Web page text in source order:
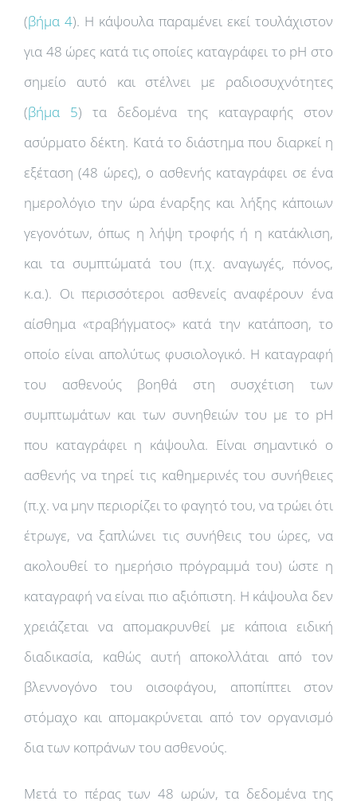
(βήμα 4). Η κάψουλα παραμένει εκεί τουλάχιστον
για 48 ώρες κατά τις οποίες καταγράφει το pΗ στο
σημείο αυτό και στέλνει με ραδιοσυχνότητες
(βήμα 5) τα δεδομένα της καταγραφής στον
ασύρματο δέκτη. Κατά το διάστημα που διαρκεί η
εξέταση (48 ώρες), ο ασθενής καταγράφει σε ένα
ημερολόγιο την ώρα έναρξης και λήξης κάποιων
γεγονότων, όπως η λήψη τροφής ή η κατάκλιση,
και τα συμπτώματά του (π.χ. αναγωγές, πόνος,
κ.α.). Οι περισσότεροι ασθενείς αναφέρουν ένα
αίσθημα «τραβήγματος» κατά την κατάποση, το
οποίο είναι απολύτως φυσιολογικό. Η καταγραφή
του ασθενούς βοηθά στη συσχέτιση των
συμπτωμάτων και των συνηθειών του με το pH
που καταγράφει η κάψουλα. Είναι σημαντικό ο
ασθενής να τηρεί τις καθημερινές του συνήθειες
(π.χ. να μην περιορίζει το φαγητό του, να τρώει ότι
έτρωγε, να ξαπλώνει τις συνήθεις του ώρες, να
ακολουθεί το ημερήσιο πρόγραμμά του) ώστε η
καταγραφή να είναι πιο αξιόπιστη. Η κάψουλα δεν
χρειάζεται να απομακρυνθεί με κάποια ειδική
διαδικασία, καθώς αυτή αποκολλάται από τον
βλεννογόνο του οισοφάγου, αποπίπτει στον
στόμαχο και απομακρύνεται από τον οργανισμό
δια των κοπράνων του ασθενούς.
Μετά το πέρας των 48 ωρών, τα δεδομένα της